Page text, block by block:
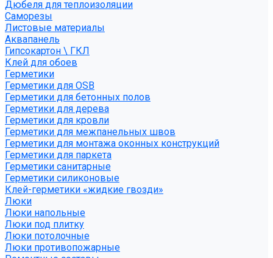
Дюбеля для теплоизоляции
Саморезы
Листовые материалы
Аквапанель
Гипсокартон \ ГКЛ
Клей для обоев
Герметики
Герметики для OSB
Герметики для бетонных полов
Герметики для дерева
Герметики для кровли
Герметики для межпанельных швов
Герметики для монтажа оконных конструкций
Герметики для паркета
Герметики санитарные
Герметики силиконовые
Клей-герметики «жидкие гвозди»
Люки
Люки напольные
Люки под плитку
Люки потолочные
Люки противопожарные